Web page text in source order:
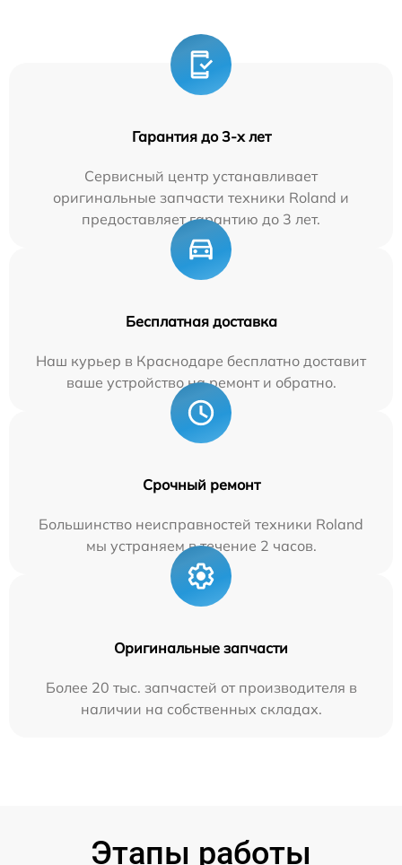
Гарантия до 3-х лет
Сервисный центр устанавливает
оригинальные запчасти техники Roland и
предоставляет гарантию до 3 лет.
Бесплатная доставка
Наш курьер в Краснодаре бесплатно доставит
ваше устройство на ремонт и обратно.
Срочный ремонт
Большинство неисправностей техники Roland
мы устраняем в течение 2 часов.
Оригинальные запчасти
Более 20 тыс. запчастей от производителя в
наличии на собственных складах.
Этапы работы